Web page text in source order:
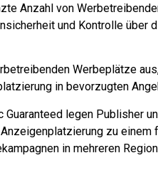
Anzahl von
und Kontrolle über
Werbeplätze
in bevorzugten
legen Publisher
zu
in mehreren